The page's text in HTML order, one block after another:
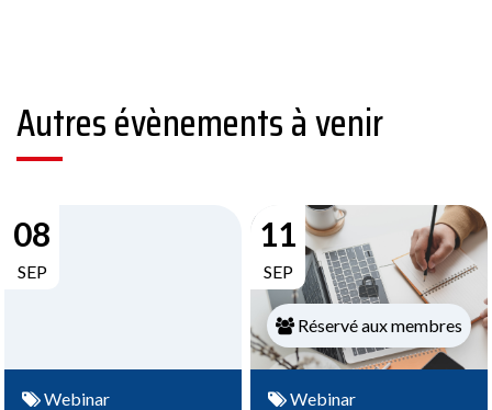
Autres évènements à venir
08
SEP
Webinar
11
SEP
Réservé aux membres
Webinar